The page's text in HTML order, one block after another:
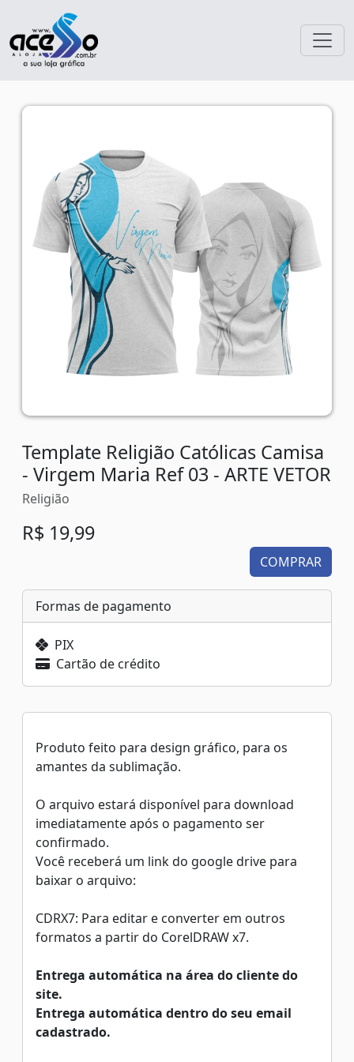
Template Religião Católicas Camisa
- Virgem Maria Ref 03 - ARTE VETOR
Religião
R$ 19,99
COMPRAR
Formas de pagamento
PIX
Cartão de crédito
Produto feito para design gráfico, para os
amantes da sublimação.
O arquivo estará disponível para download
imediatamente após o pagamento ser
confirmado.
Você receberá um link do google drive para
baixar o arquivo:
CDRX7: Para editar e converter em outros
formatos a partir do CorelDRAW x7.
Entrega automática na área do cliente do
site.
Entrega automática dentro do seu email
cadastrado.